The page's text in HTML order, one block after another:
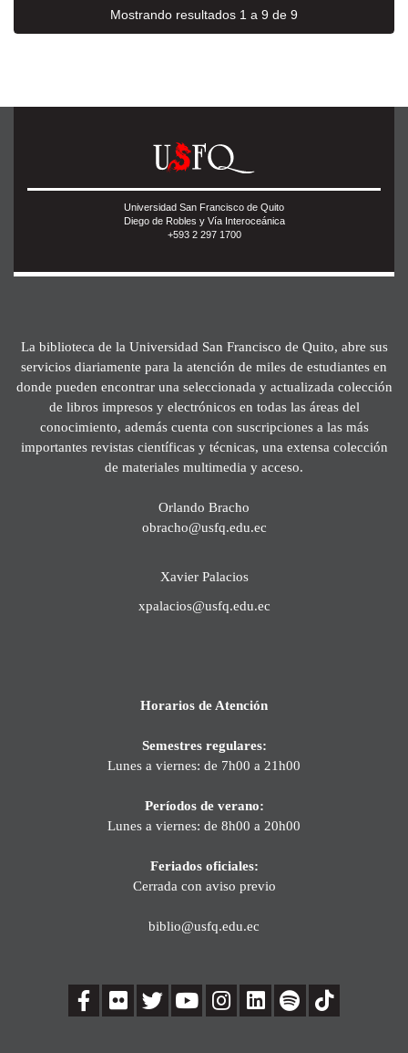
Mostrando resultados 1 a 9 de 9
Universidad San Francisco de Quito
Diego de Robles y Vía Interoceánica
+593 2 297 1700
La biblioteca de la Universidad San Francisco de Quito, abre sus
servicios diariamente para la atención de miles de estudiantes en
donde pueden encontrar una seleccionada y actualizada colección
de libros impresos y electrónicos en todas las áreas del
conocimiento, además cuenta con suscripciones a las más
importantes revistas científicas y técnicas, una extensa colección
de materiales multimedia y acceso.
Orlando Bracho
obracho@usfq.edu.ec
Xavier Palacios
xpalacios@usfq.edu.ec
Horarios de Atención
Semestres regulares:
Lunes a viernes: de 7h00 a 21h00
Períodos de verano:
Lunes a viernes: de 8h00 a 20h00
Feriados oficiales:
Cerrada con aviso previo
biblio@usfq.edu.ec